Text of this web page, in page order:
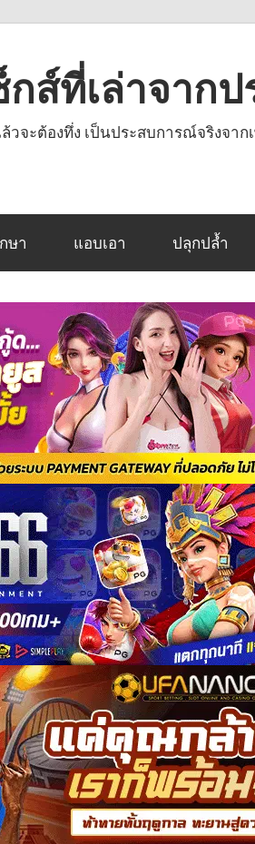
กส์ที่เล่าจา
วจะต้องทึ่ง เป็นประสบการณ์จริงจ
ษา แอบเอา ปลุกปล้ำ